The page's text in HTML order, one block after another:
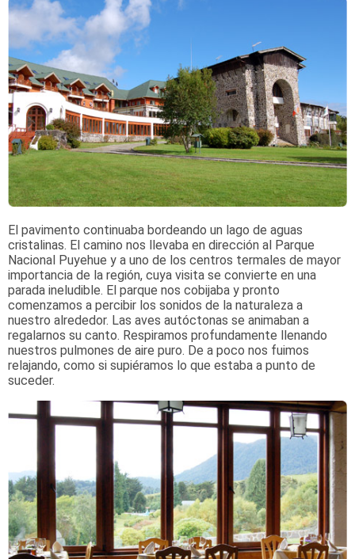
El pavimento continuaba bordeando un lago de aguas
cristalinas. El camino nos llevaba en dirección al Parque
Nacional Puyehue y a uno de los centros termales de mayor
importancia de la región, cuya visita se convierte en una
parada ineludible. El parque nos cobijaba y pronto
comenzamos a percibir los sonidos de la naturaleza a
nuestro alrededor. Las aves autóctonas se animaban a
regalarnos su canto. Respiramos profundamente llenando
nuestros pulmones de aire puro. De a poco nos fuimos
relajando, como si supiéramos lo que estaba a punto de
suceder.